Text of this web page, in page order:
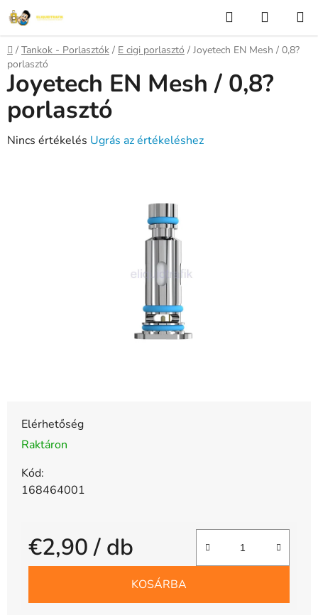
Ugrás
fő
tartalomhoz
KeresésKOSÁR
Kezdőlap
/ Tankok - Porlasztók / E cigi porlasztó / Joyetech EN Mesh / 0,8?
porlasztó
Elérhetőség
Raktáron
Kód:
168464001
€2,90/ db
Egységár:
KOSÁRBA
Joyetech EN Mesh / 0,8?
porlasztó
A
Nincs értékelés Ugrás az értékeléshez